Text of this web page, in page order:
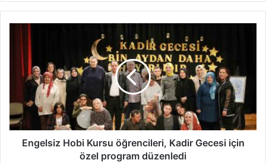
Hobi
Kursu
öğrencileri,
Kadir
için
özel
program
düzenledi
Engelsiz Hobi Kursu öğrencileri, Kadir Gecesi için
özel program düzenledi